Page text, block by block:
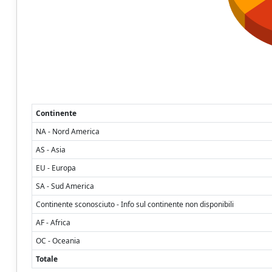
Continente
NA - Nord America
AS - Asia
EU - Europa
SA - Sud America
Continente sconosciuto - Info sul continente non disponibili
AF - Africa
OC - Oceania
Totale